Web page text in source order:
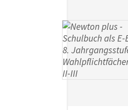
Felicitas; Flierl-Biederer, Martina